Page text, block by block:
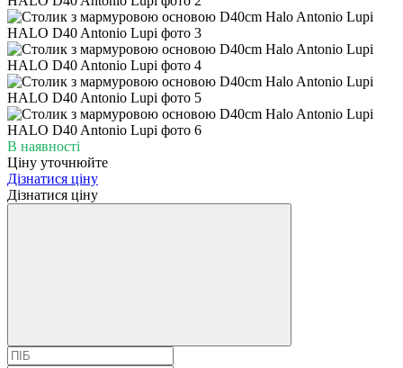
В наявності
Ціну уточнюйте
Дізнатися ціну
Дізнатися ціну